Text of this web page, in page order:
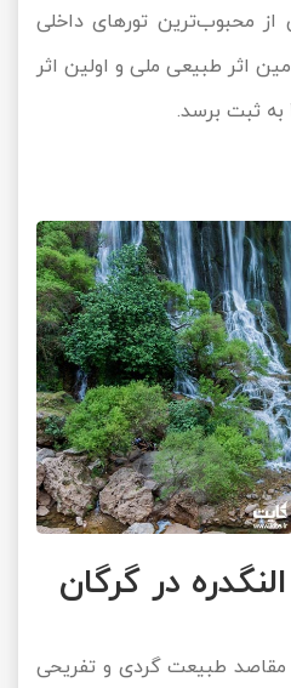
محبوب‌ترین تورهای داخلی
و به عنوان 35امین اثر طبیعی ملی و اولین اثر
طبیعت گردی و تفریحی